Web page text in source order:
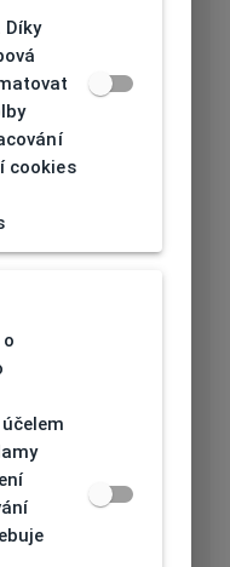
cookies